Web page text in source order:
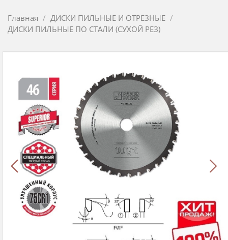
Главная
ДИСКИ ПИЛЬНЫЕ И ОТРЕЗНЫЕ
ДИСКИ ПИЛЬНЫЕ ПО СТАЛИ (СУХОЙ РЕЗ)